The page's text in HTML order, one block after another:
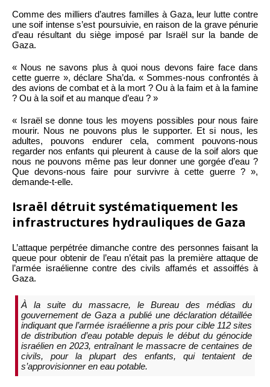
Comme des milliers d’autres familles à Gaza, leur lutte contre
une soif intense s’est poursuivie, en raison de la grave pénurie
d’eau résultant du siège imposé par Israël sur la bande de
Gaza.
« Nous ne savons plus à quoi nous devons faire face dans
cette guerre », déclare Sha’da. « Sommes-nous confrontés à
des avions de combat et à la mort ? Ou à la faim et à la famine
? Ou à la soif et au manque d’eau ? »
« Israël se donne tous les moyens possibles pour nous faire
mourir. Nous ne pouvons plus le supporter. Et si nous, les
adultes, pouvons endurer cela, comment pouvons-nous
regarder nos enfants qui pleurent à cause de la soif alors que
nous ne pouvons même pas leur donner une gorgée d’eau ?
Que devons-nous faire pour survivre à cette guerre ? »,
demande-t-elle.
Israël détruit systématiquement les
infrastructures hydrauliques de Gaza
L’attaque perpétrée dimanche contre des personnes faisant la
queue pour obtenir de l’eau n’était pas la première attaque de
l’armée israélienne contre des civils affamés et assoiffés à
Gaza.
À la suite du massacre, le Bureau des médias du
gouvernement de Gaza a publié une déclaration détaillée
indiquant que l’armée israélienne a pris pour cible 112 sites
de distribution d’eau potable depuis le début du génocide
israélien en 2023, entraînant le massacre de centaines de
civils, pour la plupart des enfants, qui tentaient de
s’approvisionner en eau potable.